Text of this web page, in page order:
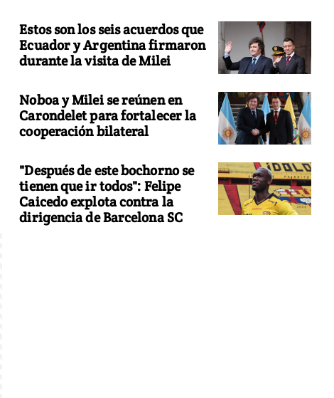
Estos son los seis acuerdos que
Ecuador y Argentina firmaron
durante la visita de Milei
Noboa y Milei se reúnen en
Carondelet para fortalecer la
cooperación bilateral
"Después de este bochorno se
tienen que ir todos": Felipe
Caicedo explota contra la
dirigencia de Barcelona SC